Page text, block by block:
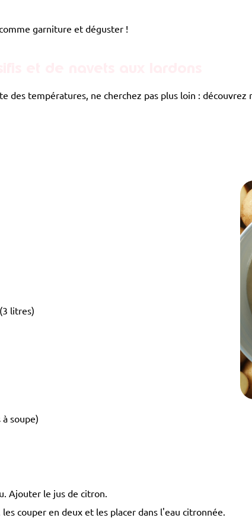
garniture et déguster !
des températures, ne cherchez pas plus loin :
litres)
soupe)
Ajouter le jus de citron.
les couper en deux et les placer dans l'eau citronnée.